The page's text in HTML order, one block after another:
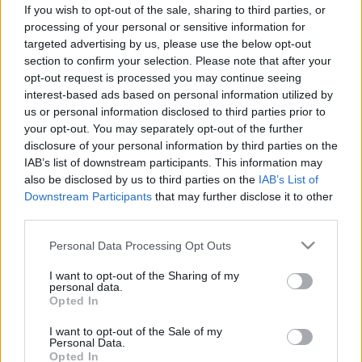
If you wish to opt-out of the sale, sharing to third parties, or
processing of your personal or sensitive information for
targeted advertising by us, please use the below opt-out
section to confirm your selection. Please note that after your
opt-out request is processed you may continue seeing
interest-based ads based on personal information utilized by
us or personal information disclosed to third parties prior to
your opt-out. You may separately opt-out of the further
disclosure of your personal information by third parties on the
IAB’s list of downstream participants. This information may
also be disclosed by us to third parties on the IAB’s List of
Downstream Participants that may further disclose it to other
Please note that this website/app uses one or more Google
not limited to your visit or usage behaviour. You may click to
grant or deny consent to Google and its third-party tags to
use your data for below specified purposes in below Google
consent section.
Personal Data Processing Opt Outs
I want to opt-out of the Sharing of my
personal data.
Opted In
I want to opt-out of the Sale of my
Personal Data.
Opted In